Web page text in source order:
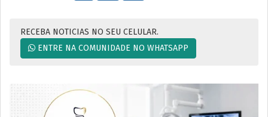
RECEBA NOTICIAS NO SEU CELULAR.
ENTRE NA COMUNIDADE NO WHATSAPP